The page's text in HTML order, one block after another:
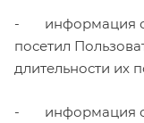
- информация о
посетил
длительности их
- информация о